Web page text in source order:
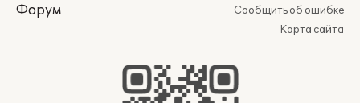
Форум
Сообщить об ошибке
Карта сайта